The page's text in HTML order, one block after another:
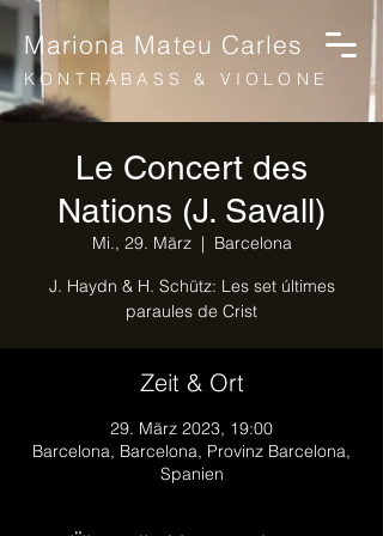
Mariona Mateu Carles
KONTRABASS & VIOLONE
Le Concert des
Nations (J. Savall)
Mi., 29. März
  |
Barcelona
J. Haydn & H. Schütz: Les set últimes
paraules de Crist
Zeit & Ort
29. März 2023, 19:00
Barcelona, Barcelona, Provinz Barcelona,
Spanien